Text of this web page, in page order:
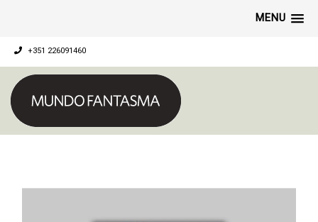
MENU
+351 226091460